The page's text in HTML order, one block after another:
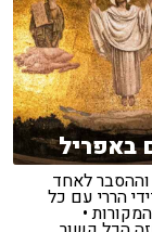
באפריל
וההסבר לאחד
הררי עם כל
•